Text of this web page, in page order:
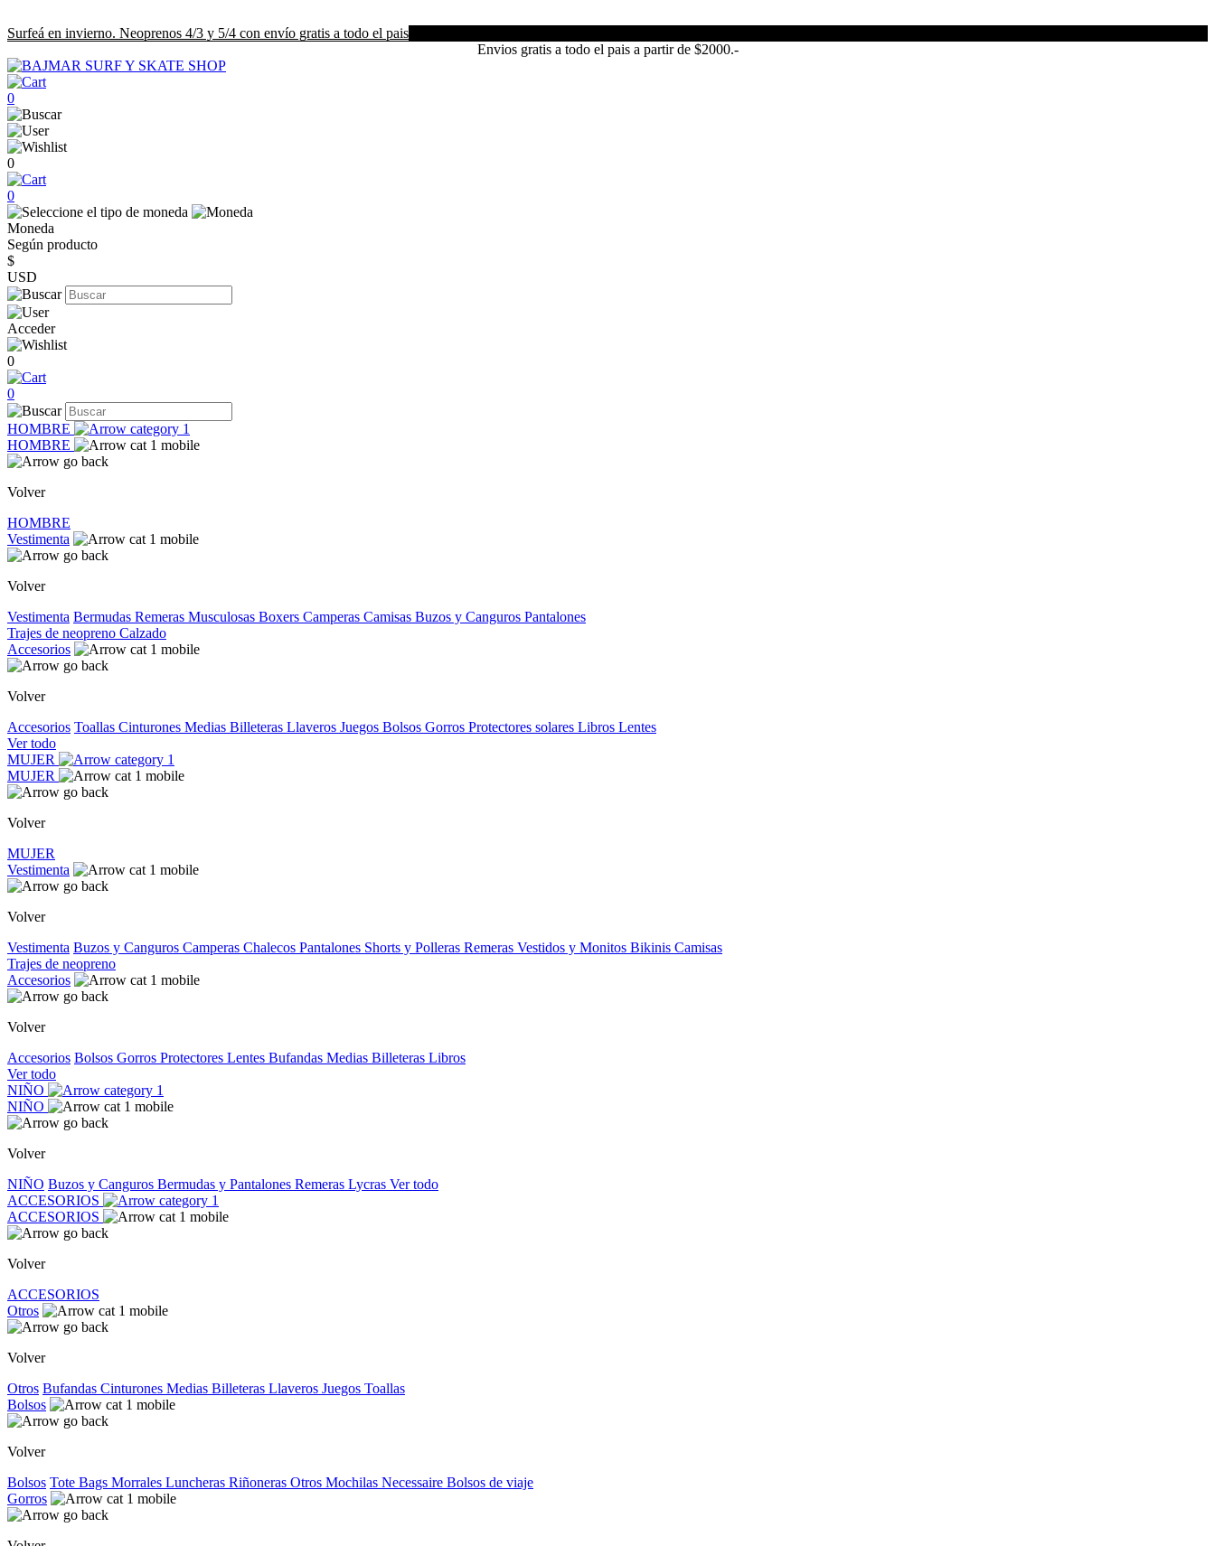
Surfeá en invierno. Neoprenos 4/3 y 5/4 con envío gratis a todo el pais
Envios gratis a todo el pais a partir de $2000.-
0
0
0
Moneda
Según producto
$
USD
Acceder
0
0
HOMBRE
HOMBRE
Volver
HOMBRE
Vestimenta
Volver
Vestimenta Bermudas Remeras Musculosas Boxers Camperas Camisas Buzos y Canguros Pantalones
Trajes de neopreno Calzado
Accesorios
Volver
Accesorios Toallas Cinturones Medias Billeteras Llaveros Juegos Bolsos Gorros Protectores solares Libros Lentes
Ver todo
MUJER
MUJER
Volver
MUJER
Vestimenta
Volver
Vestimenta Buzos y Canguros Camperas Chalecos Pantalones Shorts y Polleras Remeras Vestidos y Monitos Bikinis Camisas
Trajes de neopreno
Accesorios
Volver
Accesorios Bolsos Gorros Protectores Lentes Bufandas Medias Billeteras Libros
Ver todo
NIÑO
NIÑO
Volver
NIÑO Buzos y Canguros Bermudas y Pantalones Remeras Lycras Ver todo
ACCESORIOS
ACCESORIOS
Volver
ACCESORIOS
Otros
Volver
Otros Bufandas Cinturones Medias Billeteras Llaveros Juegos Toallas
Bolsos
Volver
Bolsos Tote Bags Morrales Luncheras Riñoneras Otros Mochilas Necessaire Bolsos de viaje
Gorros